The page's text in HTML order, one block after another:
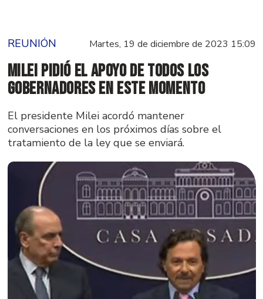
REUNIÓN Martes, 19 de diciembre de 2023 15:09
Milei pidió el apoyo de todos los
gobernadores en este momento
El presidente Milei acordó mantener
conversaciones en los próximos días sobre el
tratamiento de la ley que se enviará.